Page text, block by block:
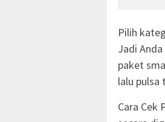
Pilih
Jadi
paket
lalu
Cara Cek